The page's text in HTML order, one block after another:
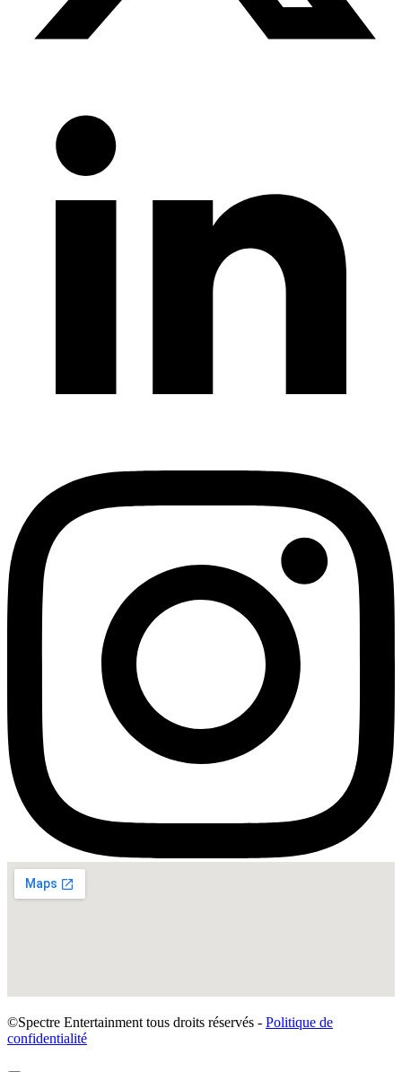
©Spectre Entertainment tous droits réservés - Politique de
confidentialité